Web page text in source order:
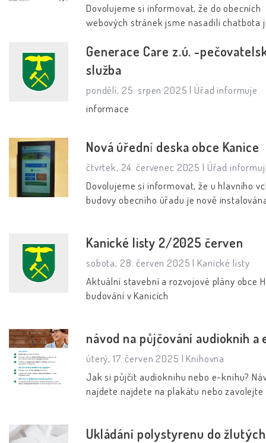
tranzitním provozu přes naši obec.
Dovolujeme si informovat, že do obecních
webových stránek jsme nasadili chatbota
části obrazovky. Kliknutím na ni se
do kterého můžete zadávat své dotazy.
vyhledávání informací týkajících se obce
zveřejněných na webových stránkách
Generace Care z.ú. -
služba
pondělí, 25. srpen 2025 | Úřad informuje
informace
Nová úřední deska obce Kanice
čtvrtek, 24. červenec 2025 | Úřad
Dovolujeme si informovat, že u hlavního
budovy obecního úřadu je nově
úřadu. Nová úřední deska naplňuje
digitalizace místní správy, usnadní práci a
znamená úsporu papíru. Její ovládání je
jednoduché a intuitivní. Kromě zobrazení
desky umožňuje digitální displej rovněž
nechat inspirovat k výletům po okolí.
Kanické listy 2/2025 červen
sobota, 28. červen 2025 | Kanické listy
Aktuální stavební a rozvojové plány obce
budování v Kanicích
návod na půjčování audioknih a
úterý, 17. červen 2025 | Knihovna
Jak si půjčit audioknihu nebo e-knihu?
najdete najdete na plakátu nebo zavolejte
Ukládání polystyrenu do žlutých